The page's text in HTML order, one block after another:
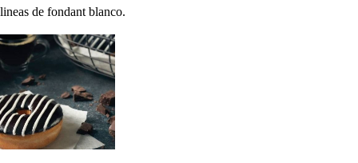
lineas de fondant blanco.